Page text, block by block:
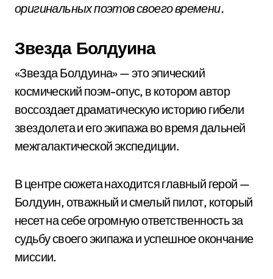
оригинальных поэтов своего времени.
Звезда Болдуина
«Звезда Болдуина» — это эпический
космический поэм-опус, в котором автор
воссоздает драматическую историю гибели
звездолета и его экипажа во время дальней
межгалактической экспедиции.
В центре сюжета находится главный герой —
Болдуин, отважный и смелый пилот, который
несет на себе огромную ответственность за
судьбу своего экипажа и успешное окончание
миссии.